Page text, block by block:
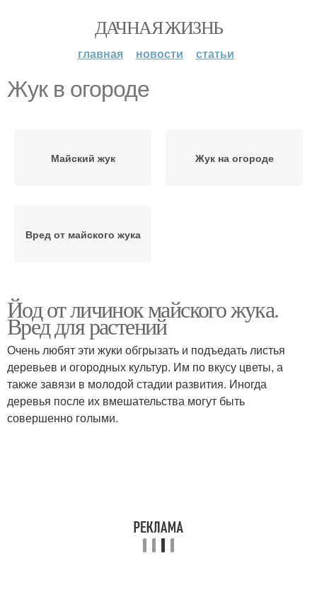
ДАЧНАЯ ЖИЗНЬ
главная новости статьи
Жук в огороде
Майский жук Жук на огороде
Вред от майского жука
Йод от личинок майского жука.
Вред для растений
Очень любят эти жуки обгрызать и подъедать листья
деревьев и огородных культур. Им по вкусу цветы, а
также завязи в молодой стадии развития. Иногда
деревья после их вмешательства могут быть
совершенно голыми.